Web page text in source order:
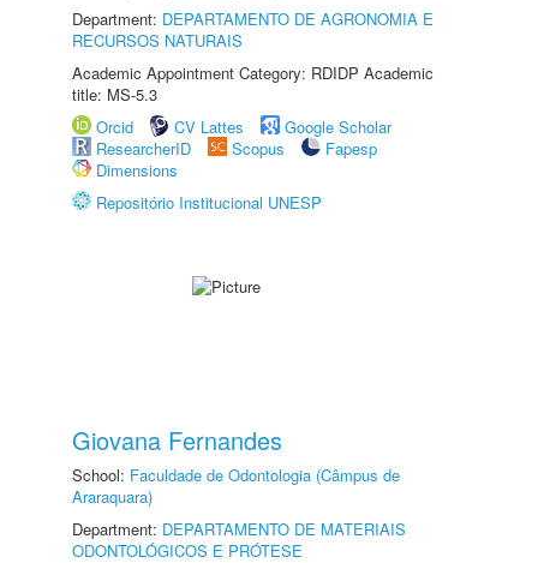
Department: DEPARTAMENTO DE AGRONOMIA E
RECURSOS NATURAIS
Academic Appointment Category: RDIDP Academic
title: MS-5.3
Orcid
CV Lattes
Google Scholar
ResearcherID
Scopus
Fapesp
Dimensions
Repositório Institucional UNESP
Giovana Fernandes
School: Faculdade de Odontologia (Câmpus de
Araraquara)
Department: DEPARTAMENTO DE MATERIAIS
ODONTOLÓGICOS E PRÓTESE